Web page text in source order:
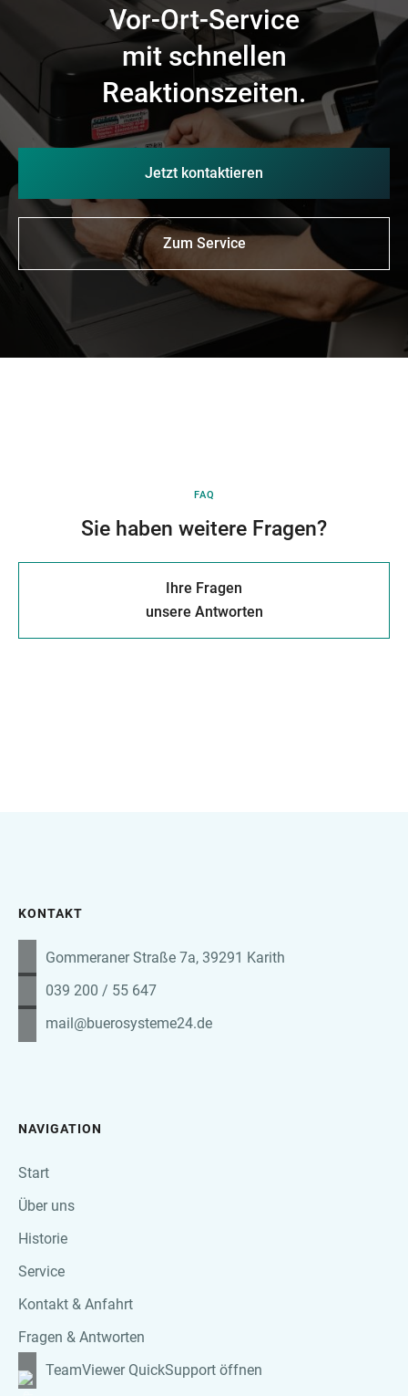
Vor-Ort-Service
mit schnellen
Reaktionszeiten.
Jetzt kontaktieren
Zum Service
FAQ
Sie haben weitere Fragen?
Ihre Fragen
unsere Antworten
Gommeraner Straße 7a, 39291 Karith
KONTAKT
039 200 / 55 647
mail@buerosysteme24.de
NAVIGATION
Start
Über uns
Historie
Service
Kontakt & Anfahrt
Fragen & Antworten
TeamViewer QuickSupport öffnen